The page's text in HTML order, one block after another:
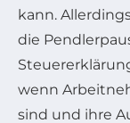
kann.
die
wenn
sind und ihre